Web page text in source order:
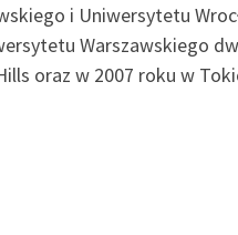
i Uniwersytetu
Warszawskiego
oraz w 2007 roku w